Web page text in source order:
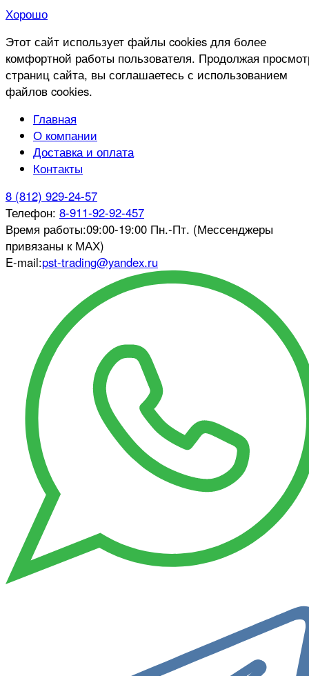
Хорошо
Этот сайт использует файлы cookies для более
комфортной работы пользователя. Продолжая
страниц сайта, вы соглашаетесь с использованием
файлов cookies.
Главная
О компании
Доставка и оплата
Контакты
8 (812) 929-24-57
Телефон: 8-911-92-92-457
Время работы:09:00-19:00 Пн.-Пт. (Мессенджеры
привязаны к МАХ)
E-mail:pst-trading@yandex.ru